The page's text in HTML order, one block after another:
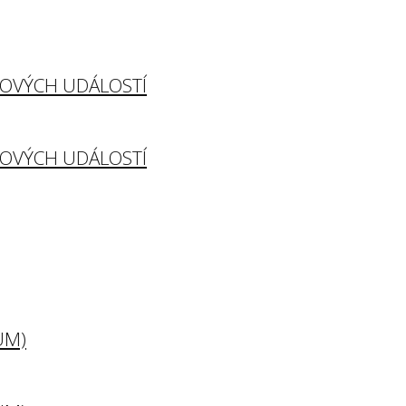
UDÁLOSTÍ
UDÁLOSTÍ